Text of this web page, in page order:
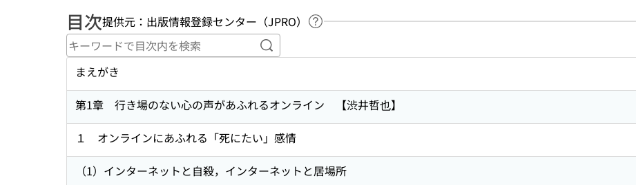
目次提供元：出版情報登録センター（JPRO）
ヘルプページへのリンク
キーワードで目次内を検索
まえがき
第1章 行き場のない心の声があふれるオンライン 【渋井哲也】
１ オンラインにあふれる「死にたい」感情
（1）インターネットと自殺，インターネットと居場所